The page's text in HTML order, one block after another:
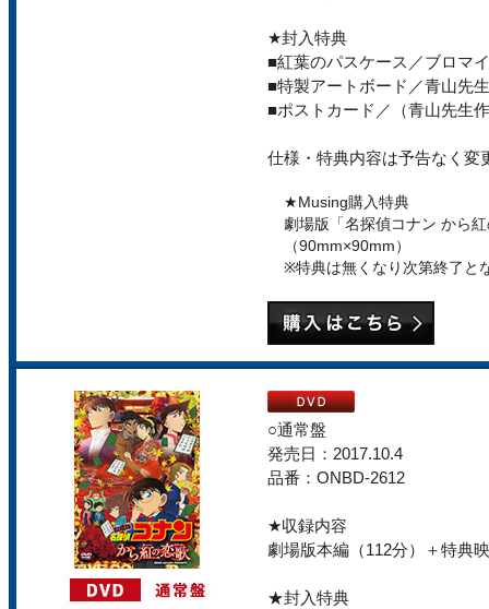
★封入特典
■紅葉のパスケース／ブロマ
■特製アートボード／青山先
■ポストカード／（青山先生
仕様・特典内容は予告なく変
★Musing購入特典
劇場版「名探偵コナン から
（90mm×90mm）
※特典は無くなり次第終了と
○通常盤
発売日：2017.10.4
品番：ONBD-2612
★収録内容
劇場版本編（112分）＋特典
★封入特典